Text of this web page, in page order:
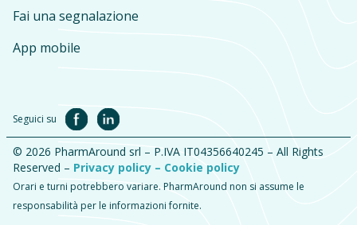
Fai una segnalazione
App mobile
Seguici su
© 2026 PharmAround srl – P.IVA IT04356640245 – All Rights
Reserved – Privacy policy – Cookie policy
Orari e turni potrebbero variare. PharmAround non si assume le
responsabilità per le informazioni fornite.